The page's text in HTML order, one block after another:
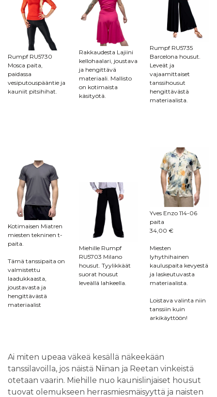
Rumpf RU5730
Mosca paita,
paidassa
vesiputouspääntie ja
kauniit pitsihihat.
Rakkaudesta Lajiini
kellohaalari, joustava
ja hengittävä
materiaali. Mallisto
on kotimaista
käsityötä.
Rumpf RU5735
Barcelona housut.
Leveät ja
vajaamittaiset
tanssihousut
hengittävästä
materiaalista.
Kotimaisen Miatren
miesten tekninen t-
paita.
Tämä tanssipaita on
valmistettu
laadukkaasta,
joustavasta ja
hengittävästä
materiaalist
Miehille Rumpf
RU5703 Milano
housut. Tyylikkäät
suorat housut
leveällä lahkeella.
Yves Enzo 114-06
paita
34,00 €
Miesten
lyhythihainen
kauluspaita kevyestä
ja laskeutuvasta
materiaalista.
Loistava valinta niin
tanssiin kuin
arkikäyttöön!
Ai miten upeaa väkeä kesällä näkeekään
tanssilavoilla, jos näistä Niinan ja Reetan vinkeistä
otetaan vaarin. Miehille nuo kaunislinjaiset housut
tuovat olemukseen herrasmiesmäisyyttä ja naisten